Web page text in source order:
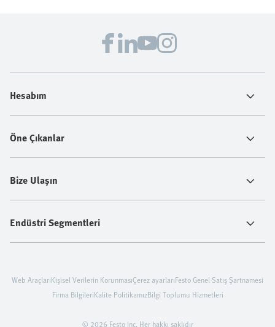
Hesabım
Öne Çıkanlar
Bize Ulaşın
Endüstri Segmentleri
© 2026 Festo inc. Her hakkı saklıdır
Web AraçlarıKişisel Verilerin KorunmasıÇerez ayarlarıFesto Genel Satış Şartnamesi
Firma BilgileriKalite PolitikamızBilgi Toplumu Hizmetleri